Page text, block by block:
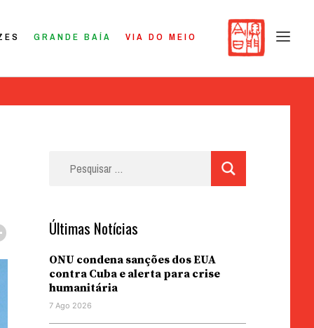
GRANDE BAÍA VIA DO MEIO
Últimas Notícias
ONU condena sanções dos EUA
contra Cuba e alerta para crise
humanitária
7 Ago 2026